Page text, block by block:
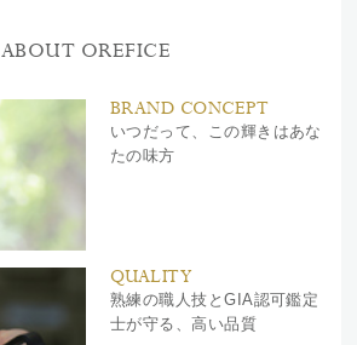
ABOUT OREFICE
BRAND CONCEPT
いつだって、この輝きはあな
たの味方
QUALITY
熟練の職人技とGIA認可鑑定
士が守る、高い品質